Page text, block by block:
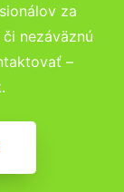
za
nezáväznú
–